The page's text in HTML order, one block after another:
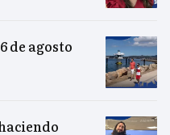
de agosto